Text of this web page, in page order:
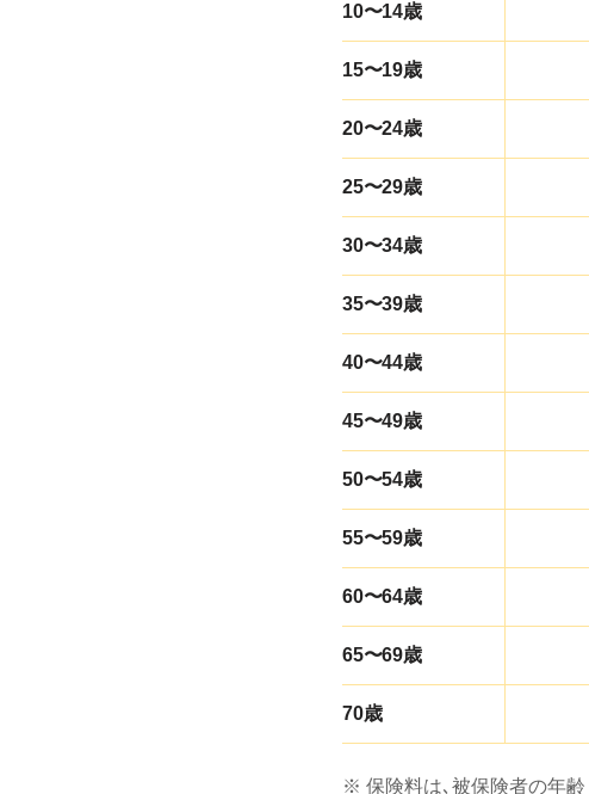
10〜14歳
15〜19歳
20〜24歳
25〜29歳
30〜34歳
35〜39歳
40〜44歳
45〜49歳
50〜54歳
55〜59歳
60〜64歳
65〜69歳
70歳
※ 保険料は､被保険者の年